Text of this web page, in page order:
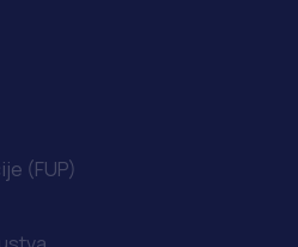
(FUP)